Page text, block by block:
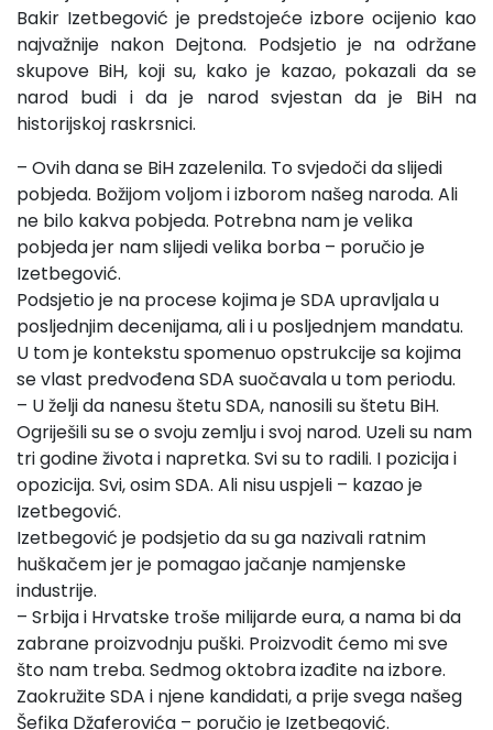
Bakir Izetbegović je predstojeće izbore ocijenio kao
najvažnije nakon Dejtona. Podsjetio je na održane
skupove BiH, koji su, kako je kazao, pokazali da se
narod budi i da je narod svjestan da je BiH na
historijskoj raskrsnici.
– Ovih dana se BiH zazelenila. To svjedoči da slijedi
pobjeda. Božijom voljom i izborom našeg naroda. Ali
ne bilo kakva pobjeda. Potrebna nam je velika
pobjeda jer nam slijedi velika borba – poručio je
Izetbegović.
Podsjetio je na procese kojima je SDA upravljala u
posljednjim decenijama, ali i u posljednjem mandatu.
U tom je kontekstu spomenuo opstrukcije sa kojima
se vlast predvođena SDA suočavala u tom periodu.
– U želji da nanesu štetu SDA, nanosili su štetu BiH.
Ogriješili su se o svoju zemlju i svoj narod. Uzeli su nam
tri godine života i napretka. Svi su to radili. I pozicija i
opozicija. Svi, osim SDA. Ali nisu uspjeli – kazao je
Izetbegović.
Izetbegović je podsjetio da su ga nazivali ratnim
huškačem jer je pomagao jačanje namjenske
industrije.
– Srbija i Hrvatske troše milijarde eura, a nama bi da
zabrane proizvodnju puški. Proizvodit ćemo mi sve
što nam treba. Sedmog oktobra izađite na izbore.
Zaokružite SDA i njene kandidati, a prije svega našeg
Šefika Džaferovića – poručio je Izetbegović.